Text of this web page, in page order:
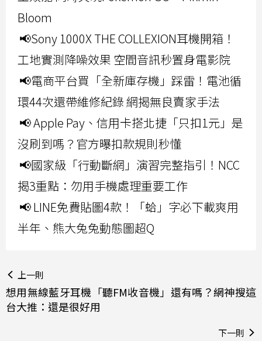
Bloom
📢Sony 1000X THE COLLEXION耳機開箱！
工地實測降噪效果 空間音訊秒置身電影院
📢電商平台買「全新庫存機」踩雷！電池循
環44次還帶維修紀錄 網揭無良賣家手法
📢 Apple Pay、信用卡搭北捷「只扣1元」是
沒刷到嗎？官方曝扣款規則秒懂
📢國家級「行動斷網」演習完整指引！NCC
揭3重點：勿用手機處理重要工作
📢 LINE免費貼圖4款！「蛤」字必下載爽用
半年、熊大兔兔動態圖超Q
上一則
想用無線藍牙耳機「聽FM收音機」還有嗎？網神搜這
台大推：還是很好用
下一則